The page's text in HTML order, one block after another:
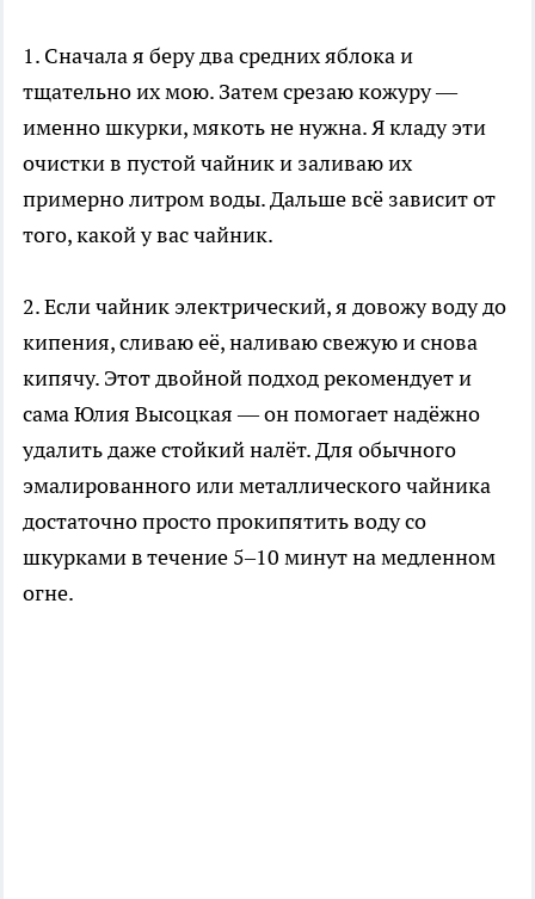
1. Сначала я беру два средних яблока и
тщательно их мою. Затем срезаю кожуру —
именно шкурки, мякоть не нужна. Я кладу эти
очистки в пустой чайник и заливаю их
примерно литром воды. Дальше всё зависит от
того, какой у вас чайник.
2. Если чайник электрический, я довожу воду до
кипения, сливаю её, наливаю свежую и снова
кипячу. Этот двойной подход рекомендует и
сама Юлия Высоцкая — он помогает надёжно
удалить даже стойкий налёт. Для обычного
эмалированного или металлического чайника
достаточно просто прокипятить воду со
шкурками в течение 5–10 минут на медленном
огне.